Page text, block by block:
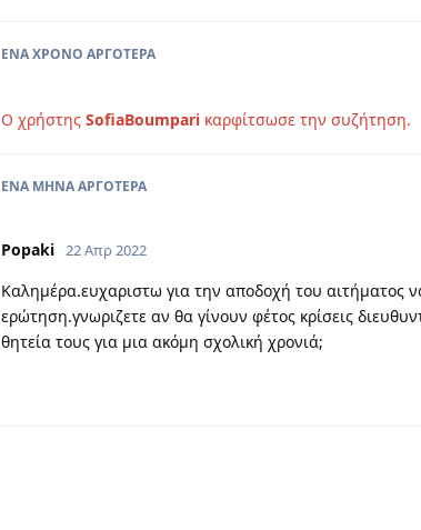
ΈΝΑ ΧΡΌΝΟ ΑΡΓΌΤΕΡΑ
Ο χρήστης SofiaBoumpari καρφίτσωσε την συζήτηση.
ΈΝΑ ΜΉΝΑΑΡΓΌΤΕΡΑ
Popaki 22 Απρ 2022
Καλημέρα.ευχαριστω για την αποδοχή του αιτήματος
ερώτηση.γνωριζετε αν θα γίνουν φέτος κρίσεις
θητεία τους για μια ακόμη σχολική χρονιά;